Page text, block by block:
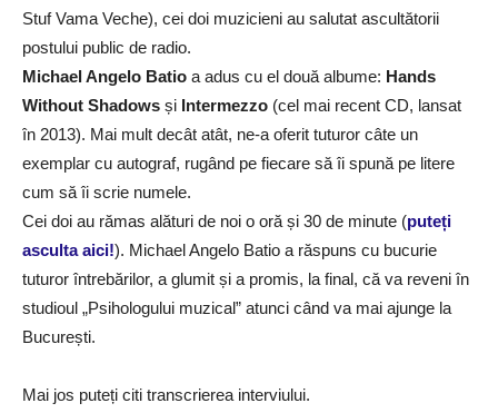
Stuf Vama Veche), cei doi muzicieni au salutat ascultătorii
postului public de radio.
Michael Angelo Batio a adus cu el două albume: Hands
Without Shadows și Intermezzo (cel mai recent CD, lansat
în 2013). Mai mult decât atât, ne-a oferit tuturor câte un
exemplar cu autograf, rugând pe fiecare să îi spună pe litere
cum să îi scrie numele.
Cei doi au rămas alături de noi o oră și 30 de minute (puteți
asculta aici!). Michael Angelo Batio a răspuns cu bucurie
tuturor întrebărilor, a glumit și a promis, la final, că va reveni în
studioul „Psihologului muzical” atunci când va mai ajunge la
București.
Mai jos puteți citi transcrierea interviului.